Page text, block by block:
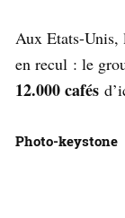
Aux Etats-Unis,
en recul : le
12.000 cafés
Photo-keystone